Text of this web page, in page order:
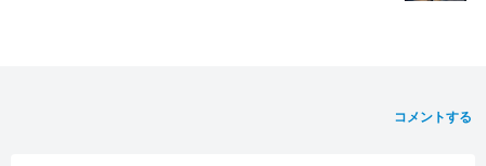
コメントする